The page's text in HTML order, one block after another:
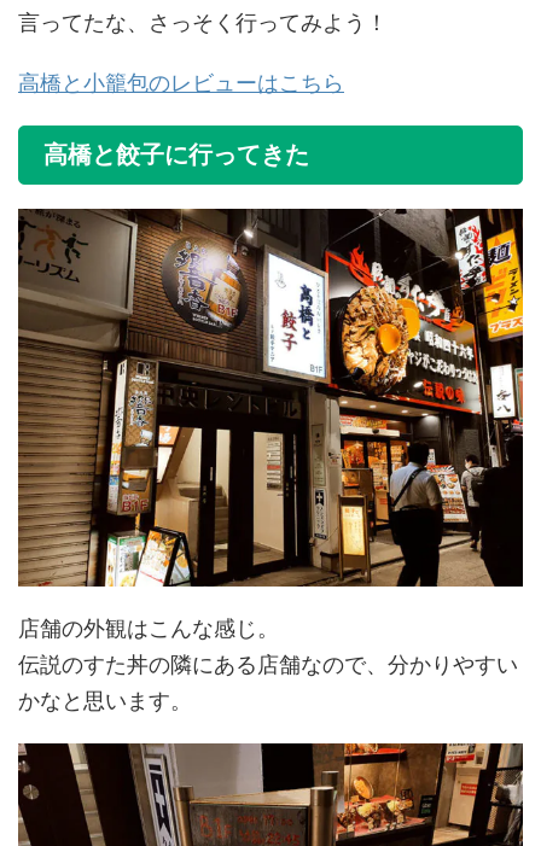
言ってたな、さっそく行ってみよう！
高橋と小籠包のレビューはこちら
高橋と餃子に行ってきた
店舗の外観はこんな感じ。
伝説のすた丼の隣にある店舗なので、分かりやすい
かなと思います。